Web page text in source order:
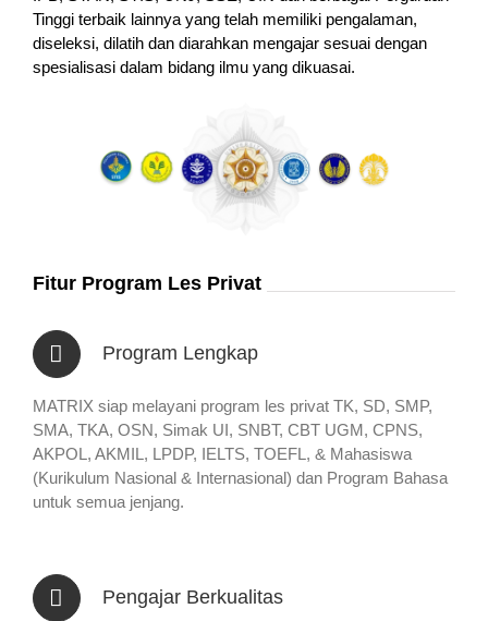
Tinggi terbaik lainnya yang telah memiliki pengalaman,
diseleksi, dilatih dan diarahkan mengajar sesuai dengan
spesialisasi dalam bidang ilmu yang dikuasai.
Fitur Program Les Privat
Program Lengkap
MATRIX siap melayani program les privat TK, SD, SMP,
SMA, TKA, OSN, Simak UI, SNBT, CBT UGM, CPNS,
AKPOL, AKMIL, LPDP, IELTS, TOEFL, & Mahasiswa
(Kurikulum Nasional & Internasional) dan Program Bahasa
untuk semua jenjang.
Pengajar Berkualitas